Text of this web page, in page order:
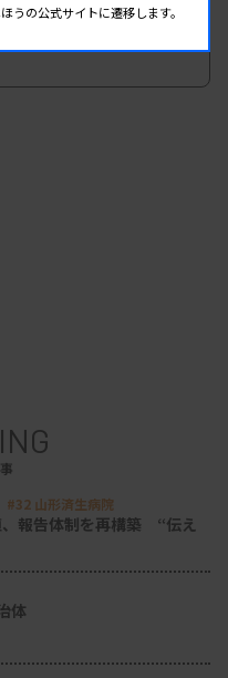
山形済生病院
報告体制を再構築 “伝え
体
の公式サイトに遷移します。